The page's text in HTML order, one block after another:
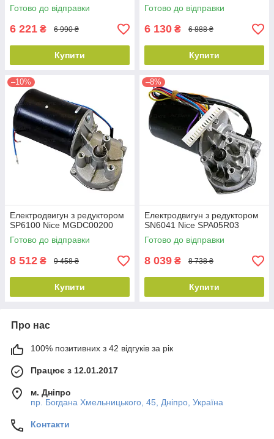
Готово до відправки
6 221 ₴ 6 990 ₴
Купити
Готово до відправки
6 130 ₴ 6 888 ₴
Купити
–10%
Електродвигун з редуктором
SP6100 Nice MGDC00200
Готово до відправки
8 512 ₴ 9 458 ₴
Купити
–8%
Електродвигун з редуктором
SN6041 Nice SPA05R03
Готово до відправки
8 039 ₴ 8 738 ₴
Купити
Про нас
100% позитивних з 42 відгуків за рік
Працює з 12.01.2017
м. Дніпро
пр. Богдана Хмельницького, 45, Дніпро, Україна
Контакти